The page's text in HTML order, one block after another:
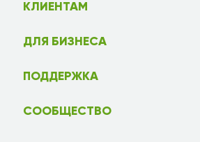
КЛИЕНТАМ
ДЛЯ БИЗНЕСА
ПОДДЕРЖКА
СООБЩЕСТВО